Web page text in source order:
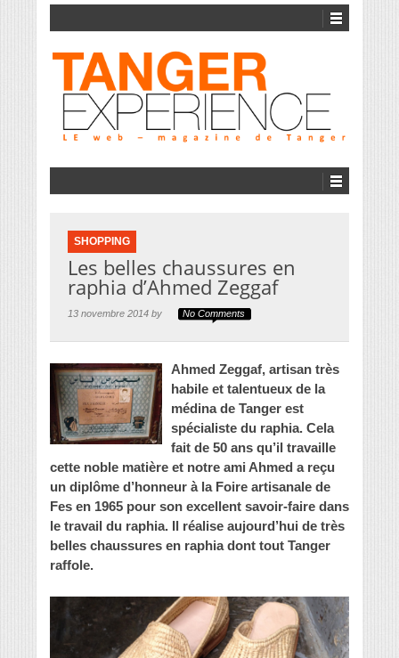
SHOPPING
Les belles chaussures en
raphia d’Ahmed Zeggaf
13 novembre 2014 by No Comments
Ahmed Zeggaf, artisan très
habile et talentueux de la
médina de Tanger est
spécialiste du raphia. Cela
fait de 50 ans qu’il travaille
cette noble matière et notre ami Ahmed a reçu
un diplôme d’honneur à la Foire artisanale de
Fes en 1965 pour son excellent savoir-faire dans
le travail du raphia. Il réalise aujourd’hui de très
belles chaussures en raphia dont tout Tanger
raffole.